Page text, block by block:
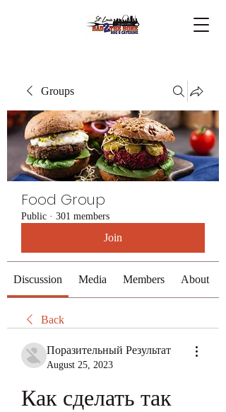
Groups
Food Group
Public · 301 members
Join
Discussion Media Members About
Back
Поразительный Результат
August 25, 2023
Как сделать так